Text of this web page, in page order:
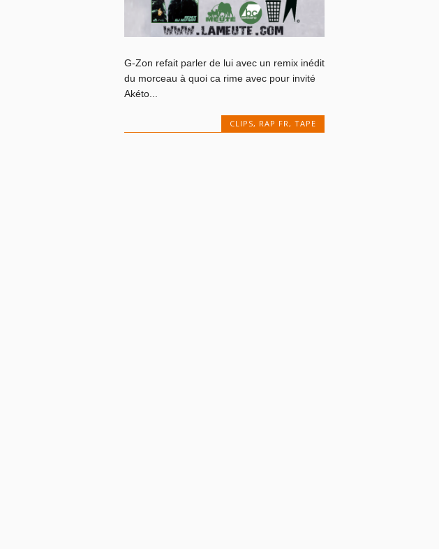
G-Zon refait parler de lui avec un remix inédit
du morceau à quoi ca rime avec pour invité
Akéto...
CLIPS, RAP FR, TAPE